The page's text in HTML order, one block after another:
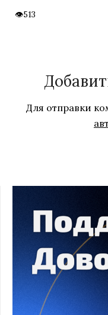
513
Для отправки